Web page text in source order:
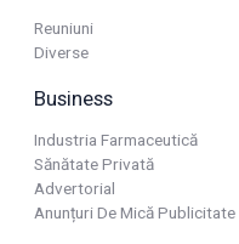
Reuniuni
Diverse
Business
Industria Farmaceutică
Sănătate Privată
Advertorial
Anunțuri De Mică Publicitate